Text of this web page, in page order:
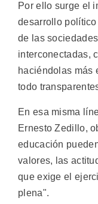
Por ello surge el
desarrollo
de las
interconectadas,
haciéndolas más
todo
En esa misma
Ernesto Zedillo,
educación
valores, las
que exige el
plena".